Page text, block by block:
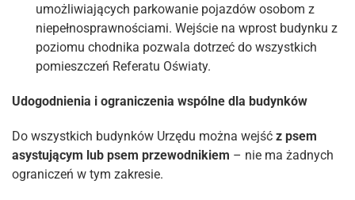
umożliwiających parkowanie pojazdów osobom z
niepełnosprawnościami. Wejście na wprost budynku z
poziomu chodnika pozwala dotrzeć do wszystkich
pomieszczeń Referatu Oświaty.
Udogodnienia i ograniczenia wspólne dla budynków
Do wszystkich budynków Urzędu można wejść z psem
asystującym lub psem przewodnikiem – nie ma żadnych
ograniczeń w tym zakresie.